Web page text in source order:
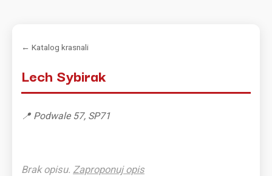
← Katalog krasnali
Lech Sybirak
📍 Podwale 57, SP71
Brak opisu. Zaproponuj opis